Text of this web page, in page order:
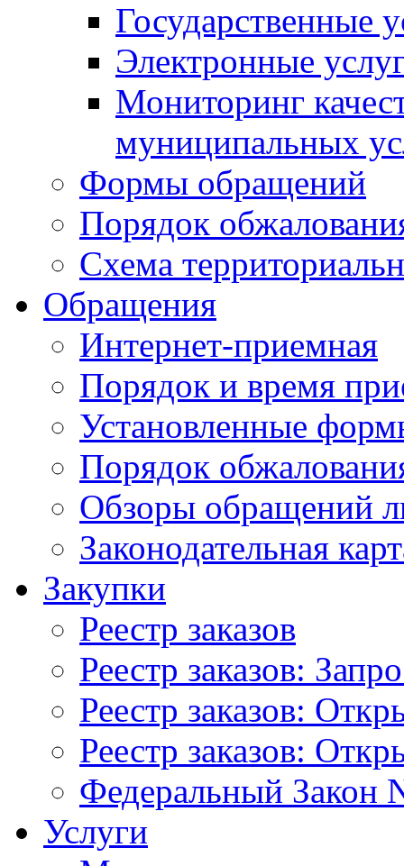
Государственные
Электронные
Мониторинг
муниципальных
Формы обращений
Порядок
Схема
Обращения
Интернет-приемная
Порядок и время
Установленные
Порядок
Обзоры обращений
Законодательная
Закупки
Реестр заказов
Реестр заказов:
Реестр заказов:
Реестр заказов:
Федеральный Закон
Услуги